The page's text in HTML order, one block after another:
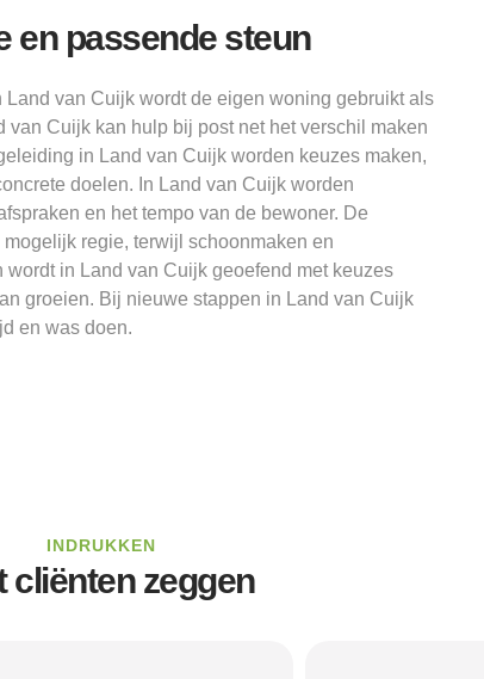
en passende steun
van Cuijk wordt de eigen woning gebruikt als
van Cuijk kan hulp bij post net het verschil maken
in Land van Cuijk worden keuzes maken,
doelen. In Land van Cuijk worden
en het tempo van de bewoner. De
regie, terwijl schoonmaken en
in Land van Cuijk geoefend met keuzes
groeien. Bij nieuwe stappen in Land van Cuijk
en was doen.
INDRUKKEN
cliënten zeggen